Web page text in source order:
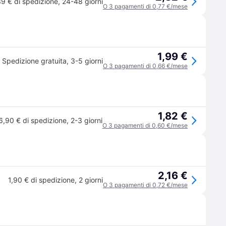
O 3 pagamenti di 0,77 €/mese
Spedizione gratuita, 3-5 giorni 1,99 €
O 3 pagamenti di 0,66 €/mese
€ di spedizione, 2-3 giorni 1,82 €
O 3 pagamenti di 0,60 €/mese
1,90 € di spedizione, 2 giorni 2,16 €
O 3 pagamenti di 0,72 €/mese